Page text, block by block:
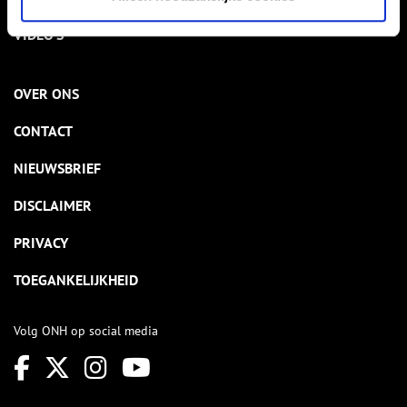
VIDEO’S
OVER ONS
CONTACT
NIEUWSBRIEF
DISCLAIMER
PRIVACY
TOEGANKELIJKHEID
Volg ONH op social media